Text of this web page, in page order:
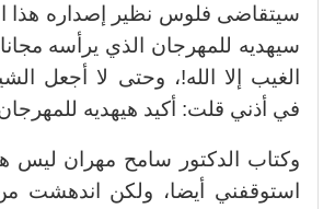
سيتقاضى فلوس نظير إصداره هذا
سيهديه للمهرجان الذي يرأسه
الغيب إلا الله!، وحتى لا أجعل
في أذني قلت: أكيد هيهديه
وكتاب الدكتور سامح مهران ليس
استوقفني أيضا، ولكن اندهشت